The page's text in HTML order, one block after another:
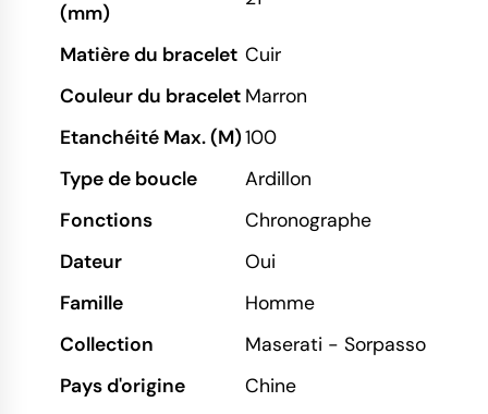
(mm)
Matière du bracelet Cuir
Couleur du bracelet Marron
Etanchéité Max. (M)100
Type de boucle
Ardillon
Fonctions
Chronographe
Dateur
Oui
Famille
Homme
Collection
Maserati - Sorpasso
Pays d'origine
Chine